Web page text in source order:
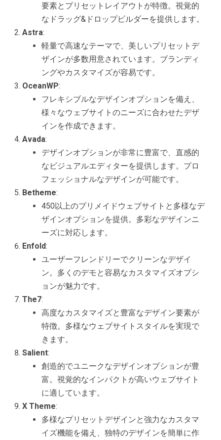
要素とプリセットレイアウトが特徴。視覚的
なドラッグ&ドロップビルダーを提供します。
Astra:
軽量で高速なテーマで、美しいプリセットデ
ザインが多数用意されています。ブランディ
ングやカスタマイズが容易です。
OceanWP:
フレキシブルなデザインオプションを備え、
様々なウェブサイトのニーズに合わせたデザ
インを作成できます。
Avada:
デザインオプションが非常に豊富で、直感的
なビジュアルエディターを提供します。プロ
フェッショナルなデザインが可能です。
Betheme:
450以上のプリメイドウェブサイトと多様なデ
ザインオプションを提供。多彩なデザインニ
ーズに対応します。
Enfold:
ユーザーフレンドリーでクリーンなデザイ
ン。多くのデモと容易なカスタマイズオプシ
ョンが魅力です。
The7:
高度なカスタマイズと豊富なデザイン要素が
特徴。多様なウェブサイトスタイルを実現で
きます。
Salient:
創造的でユニークなデザインオプションが豊
富。視覚的なインパクトが高いウェブサイト
に適しています。
X Theme:
多様なプリセットデザインと強力なカスタマ
イズ機能を備え、独特のデザインを簡単に作